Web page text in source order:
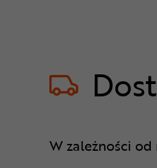
W zależności